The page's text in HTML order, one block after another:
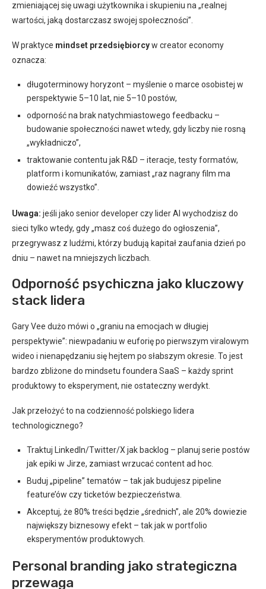
zmieniającej się uwagi użytkownika i skupieniu na „realnej
wartości, jaką dostarczasz swojej społeczności”.
W praktyce mindset przedsiębiorcyw creator economy
oznacza:
długoterminowy horyzont – myślenie o marce osobistej w
perspektywie 5–10 lat, nie 5–10 postów,
odporność na brak natychmiastowego feedbacku –
budowanie społeczności nawet wtedy, gdy liczby nie rosną
„wykładniczo”,
traktowanie contentu jak R&D – iteracje, testy formatów,
platform i komunikatów, zamiast „raz nagrany film ma
dowieźć wszystko”.
Uwaga: jeśli jako senior developer czy lider AI wychodzisz do
sieci tylko wtedy, gdy „masz coś dużego do ogłoszenia”,
przegrywasz z ludźmi, którzy budują kapitał zaufania dzień po
dniu – nawet na mniejszych liczbach.
Odporność psychiczna jako kluczowy
stack lidera
Gary Vee dużo mówi o „graniu na emocjach w długiej
perspektywie”: niewpadaniu w euforię po pierwszym viralowym
wideo i nienapędzaniu się hejtem po słabszym okresie. To jest
bardzo zbliżone do mindsetu foundera SaaS – każdy sprint
produktowy to eksperyment, nie ostateczny werdykt.
Jak przełożyć to na codzienność polskiego lidera
technologicznego?
Traktuj LinkedIn/Twitter/X jak backlog – planuj serie postów
jak epiki w Jirze, zamiast wrzucać content ad hoc.
Buduj „pipeline” tematów – tak jak budujesz pipeline
feature’ów czy ticketów bezpieczeństwa.
Akceptuj, że 80% treści będzie „średnich”, ale 20% dowiezie
największy biznesowy efekt – tak jak w portfolio
eksperymentów produktowych.
Personal branding jako strategiczna
przewaga